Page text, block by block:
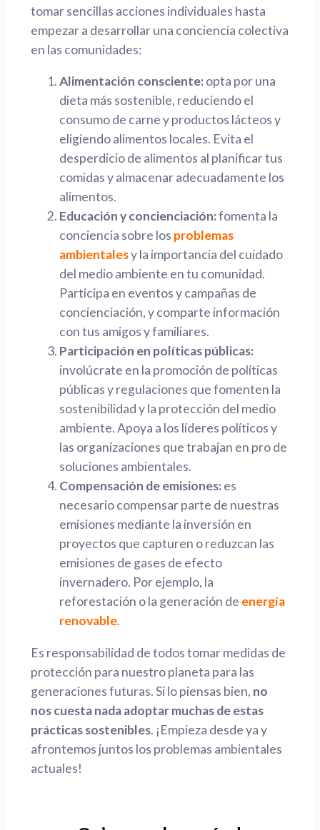
tomar sencillas acciones individuales hasta
empezar a desarrollar una conciencia colectiva
en las comunidades:
Alimentación consciente:opta por una
dieta más sostenible, reduciendo el
consumo de carne y productos lácteos y
eligiendo alimentos locales. Evita el
desperdicio de alimentos al planificar tus
comidas y almacenar adecuadamente los
alimentos.
Educación y concienciación:fomenta la
conciencia sobre los problemas
ambientalesy la importancia del cuidado
del medio ambiente en tu comunidad.
Participa en eventos y campañas de
concienciación, y comparte información
con tus amigos y familiares.
Participación en políticas públicas:
involúcrate en la promoción de políticas
públicas y regulaciones que fomenten la
sostenibilidad y la protección del medio
ambiente. Apoya a los líderes políticos y
las organizaciones que trabajan en pro de
soluciones ambientales.
Compensación de emisiones:es
necesario compensar parte de nuestras
emisiones mediante la inversión en
proyectos que capturen o reduzcan las
emisiones de gases de efecto
invernadero. Por ejemplo, la
reforestación o la generación de energía
renovable.
Es responsabilidad de todos tomar medidas de
protección para nuestro planeta para las
generaciones futuras. Si lo piensas bien, no
nos cuesta nada adoptar muchas de estas
prácticas sostenibles. ¡Empieza desde ya y
afrontemos juntos los problemas ambientales
actuales!